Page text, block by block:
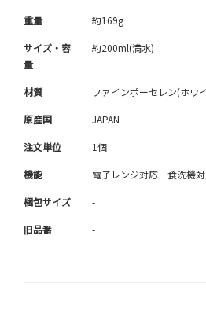
重量 約169g
サイズ・容
量
約200ml(満水)
材質 ファインポーセレン(ホワ
原産国 JAPAN
注文単位 1個
機能 電子レンジ対応 食洗機
梱包サイズ -
旧品番 -